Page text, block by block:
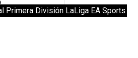
Primera División LaLiga EA Sports